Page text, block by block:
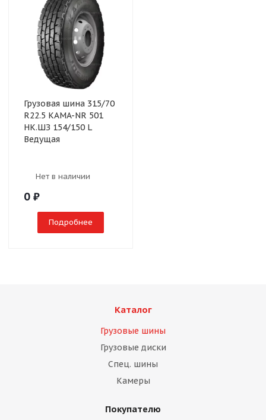
Грузовая шина 315/70
R22.5 KAMA-NR 501
НК.ШЗ 154/150 L
Ведущая
Нет в наличии
0 ₽
Подробнее
Каталог
Грузовые шины
Грузовые диски
Спец. шины
Камеры
Покупателю